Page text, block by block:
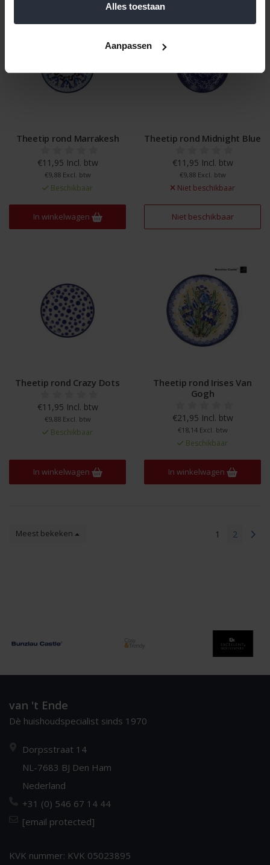
Alles toestaan
Aanpassen
Theetip rond Marrakesh
€11,95 Incl. btw
€9,88 Excl. btw
Beschikbaar
In winkelwagen
Theetip rond Midnight Blue
€11,95 Incl. btw
€9,88 Excl. btw
Niet beschikbaar
Niet beschikbaar
Theetip rond Crazy Dots
€11,95 Incl. btw
€9,88 Excl. btw
Beschikbaar
In winkelwagen
Theetip rond Irises Van
Gogh
€21,95 Incl. btw
€18,14 Excl. btw
Beschikbaar
In winkelwagen
Meest bekeken 1 2
van 't Ende
Dè huishoudspecialist sinds 1970
Dorpsstraat 14
NL-7683 BJ Den Ham
Nederland
+31 (0) 546 67 14 44
[email protected]
KVK nummer: KVK 05023895